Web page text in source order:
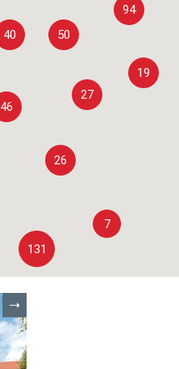
40
27
131
46
94
7
26
50
19